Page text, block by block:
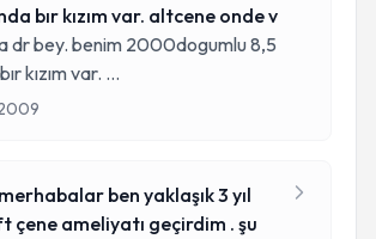
bır kızım var. altcene onde v
dr bey. benim 2000dogumlu 8,5
kızım var. ...
ben yaklaşık 3 yıl
çene ameliyatı geçirdim . şu